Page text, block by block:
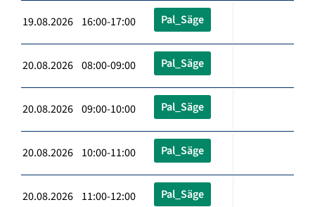
19.08.2026 16:00-17:00 Pal_Säge
20.08.2026 08:00-09:00 Pal_Säge
20.08.2026 09:00-10:00 Pal_Säge
20.08.2026 10:00-11:00 Pal_Säge
20.08.2026 11:00-12:00 Pal_Säge